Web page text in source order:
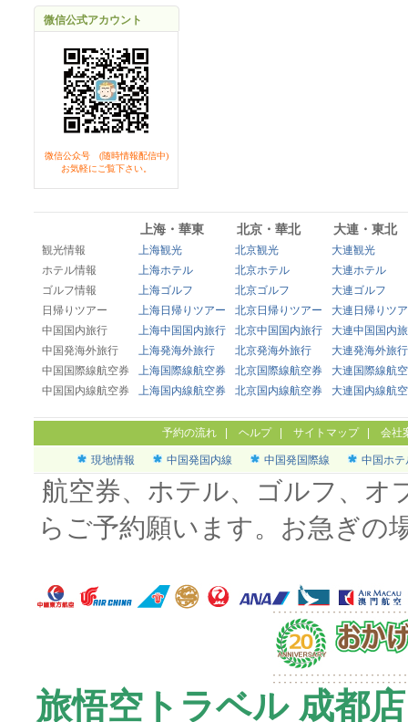
微信公式アカウント
微信公众号 (随時情報配信中)
お気軽にご覧下さい。
上海・華東 北京・華北 大連・東北
観光情報 上海観光 北京観光
大連観光
ホテル情報
上海ホテル 北京ホテル
大連ホテル
ゴルフ情報
上海ゴルフ 北京ゴルフ
大連ゴルフ
日帰りツアー
上海日帰りツアー 北京日帰りツアー
大連日帰りツ
中国国内旅行
上海中国国内旅行 北京中国国内旅行
大連中国国内
中国発海外旅行
上海発海外旅行 北京発海外旅行
大連発海外旅行
中国国際線航空券
上海国際線航空券 北京国際線航空券
大連国際線航
中国国内線航空券
上海国内線航空券 北京国内線航空券 大連国内線航
予約の流れ ヘルプ| サイトマップ| 会社
現地情報 中国発国内線 中国発国際線 中国ホテ
航空券、ホテル、ゴルフ、オ
らご予約願います。お急ぎの
旅悟空トラベル 成都店